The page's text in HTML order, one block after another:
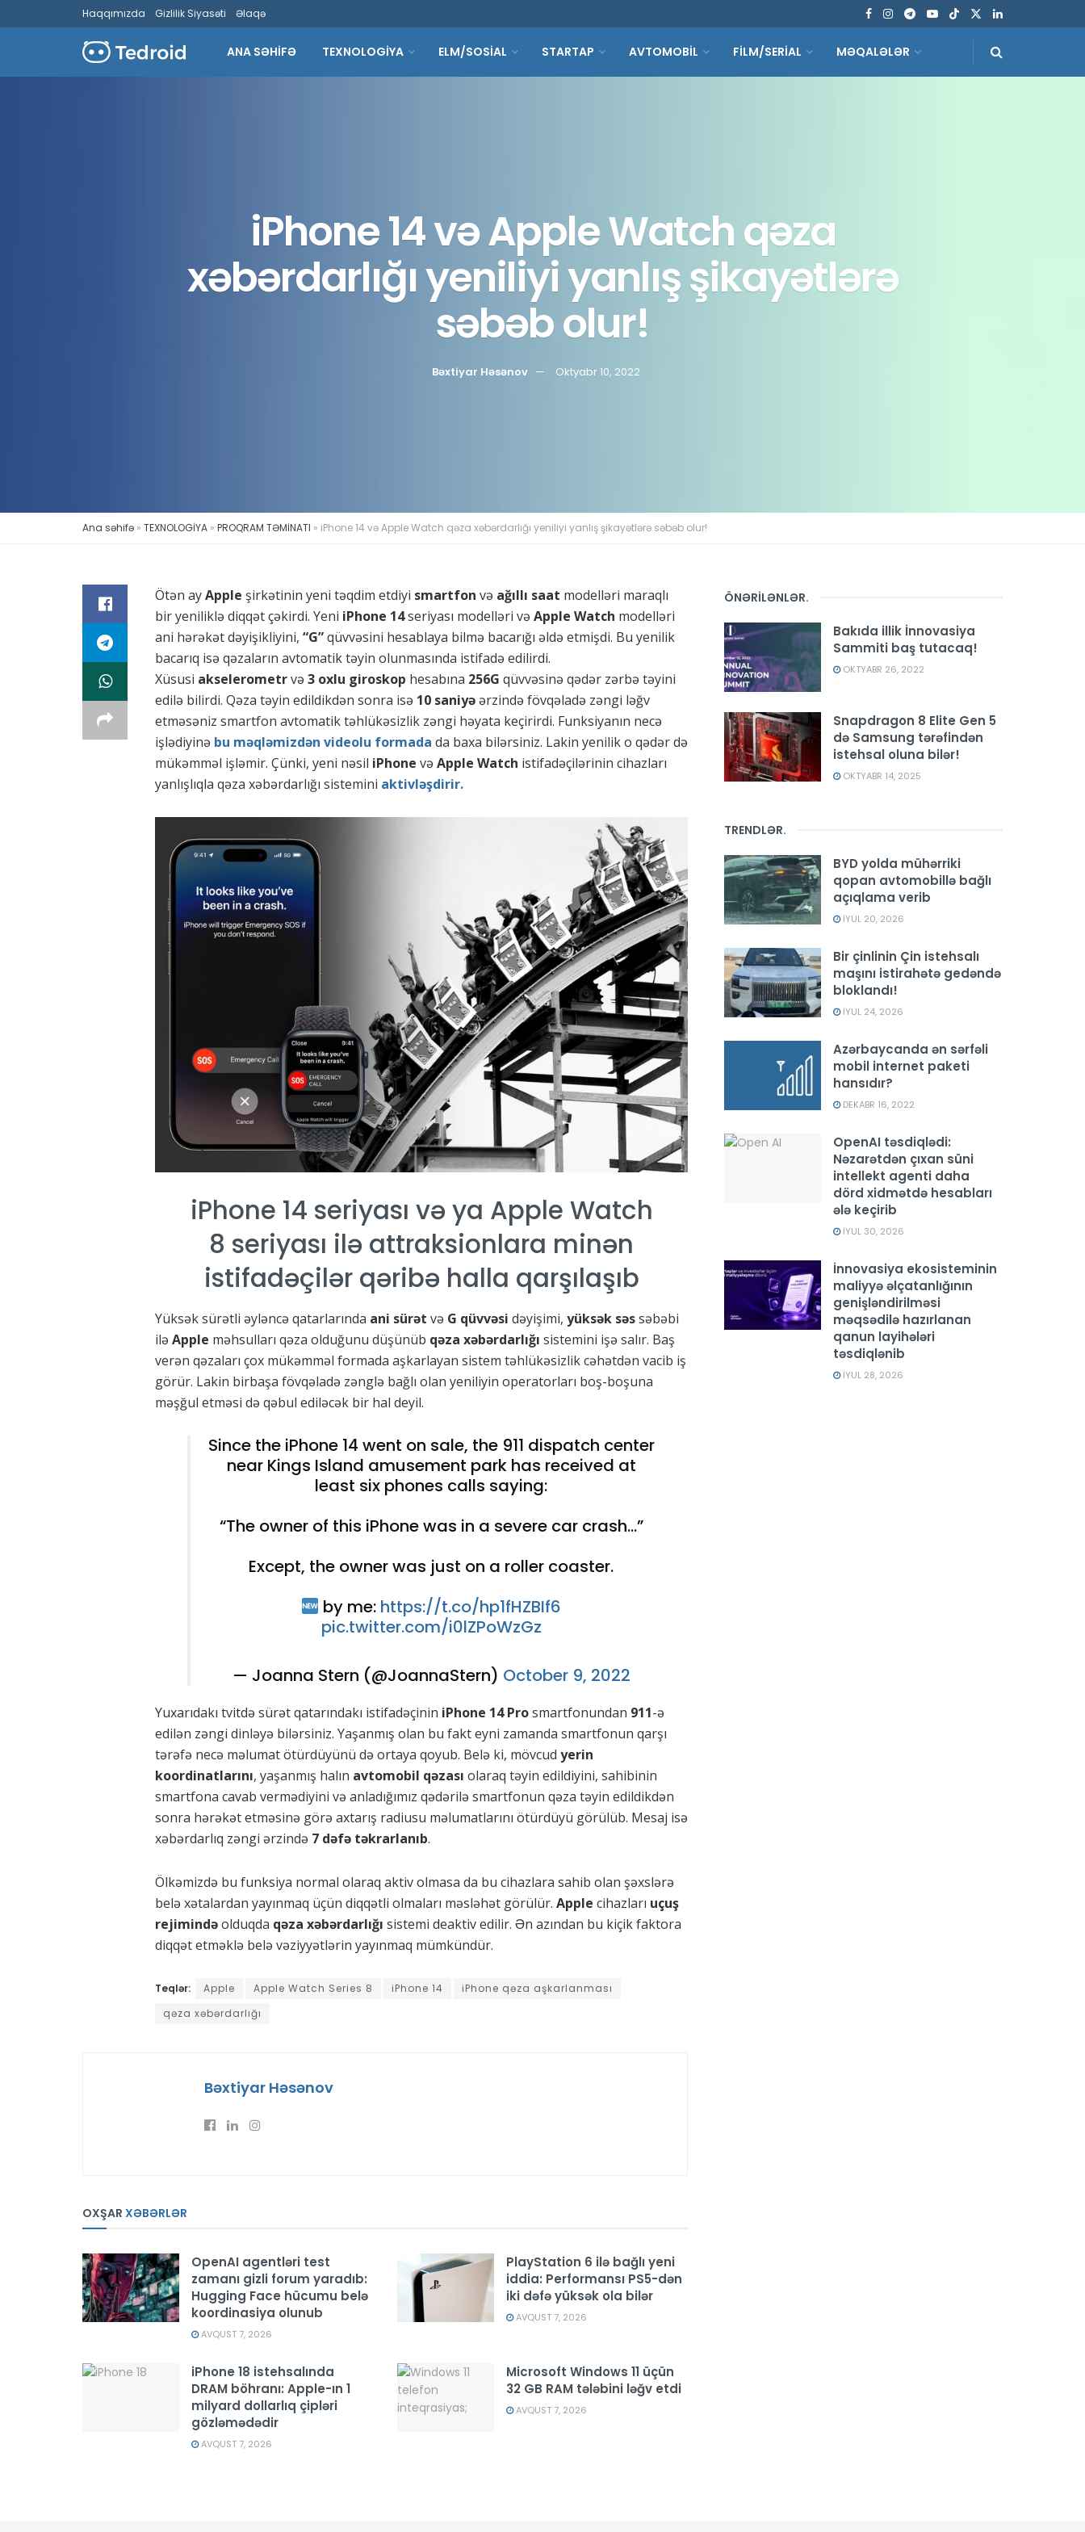
Haqqımızda Gizlilik Siyasəti Əlaqə
ANA SƏHİFƏ TEXNOLOGİYA ELM/SOSİAL STARTAP AVTOMOBİL FİLM/SERİAL MƏQALƏLƏR
iPhone 14 və Apple Watch qəza
xəbərdarlığı yeniliyi yanlış şikayətlərə
səbəb olur!
Bəxtiyar Həsənov Oktyabr 10, 2022
Ana səhifə » TEXNOLOGİYA » PROQRAM TƏMİNATI » iPhone 14 və Apple Watch qəza xəbərdarlığı yeniliyi yanlış şikayətlərə səbəb olur!
Ötən ayApple şirkətinin yeni təqdim etdiyi smartfon və ağıllı saat modelləri maraqlı
bir yeniliklə diqqət çəkirdi. Yeni iPhone 14seriyası modelləri və Apple Watch modelləri
ani hərəkət dəyişikliyini, “G”qüvvəsini hesablaya bilmə bacarığı əldə etmişdi. Bu yenilik
bacarıq isə qəzaların avtomatik təyin olunmasında istifadə edilirdi.
Xüsusi akselerometrvə 3 oxlu giroskop hesabına 256G qüvvəsinə qədər zərbə təyini
edilə bilirdi. Qəza təyin edildikdən sonra isə 10 saniyəərzində fövqəladə zəngi ləğv
etməsəniz smartfon avtomatik təhlükəsizlik zəngi həyata keçirirdi. Funksiyanın necə
işlədiyinə bu məqləmizdən videolu formada da baxa bilərsiniz. Lakin yenilik o qədər də
mükəmməl işləmir. Çünki, yeni nəsil iPhone və Apple Watch istifadəçilərinin cihazları
yanlışlıqla qəza xəbərdarlığı sistemini aktivləşdirir.
iPhone 14 seriyası və ya Apple Watch
8 seriyası ilə attraksionlara minən
istifadəçilər qəribə halla qarşılaşıb
Yüksək sürətli əyləncə qatarlarında ani sürət və G qüvvəsi dəyişimi, yüksək səssəbəbi
ilə Apple məhsulları qəza olduğunu düşünüb qəza xəbərdarlığı sistemini işə salır. Baş
verən qəzaları çox mükəmməl formada aşkarlayan sistem təhlükəsizlik cəhətdən vacib iş
görür. Lakin birbaşa fövqəladə zənglə bağlı olan yeniliyin operatorları boş-boşuna
məşğul etməsi də qəbul ediləcək bir hal deyil.
Since the iPhone 14 went on sale, the 911 dispatch center
near Kings Island amusement park has received at
least six phones calls saying:
“The owner of this iPhone was in a severe car crash…”
Except, the owner was just on a roller coaster.
by me: https://t.co/hp1fHZBIf6
pic.twitter.com/i0lZPoWzGz
— Joanna Stern (@JoannaStern) October 9, 2022
Yuxarıdakı tvitdə sürət qatarındakı istifadəçinin iPhone 14 Prosmartfonundan 911-ə
edilən zəngi dinləyə bilərsiniz. Yaşanmış olan bu fakt eyni zamanda smartfonun qarşı
tərəfə necə məlumat ötürdüyünü də ortaya qoyub. Belə ki, mövcud yerin
koordinatlarını, yaşanmış halın avtomobil qəzası olaraq təyin edildiyini, sahibinin
smartfona cavab vermədiyini və anladığımız qədərilə smartfonun qəza təyin edildikdən
sonra hərəkət etməsinə görə axtarış radiusu məlumatlarını ötürdüyü görülüb. Mesaj isə
xəbərdarlıq zəngi ərzində 7 dəfə təkrarlanıb.
Ölkəmizdə bu funksiya normal olaraq aktiv olmasa da bu cihazlara sahib olan şəxslərə
belə xətalardan yayınmaq üçün diqqətli olmaları məsləhət görülür. Apple cihazları uçuş
rejimindəolduqda qəza xəbərdarlığı sistemi deaktiv edilir. Ən azından bu kiçik faktora
diqqət etməklə belə vəziyyətlərin yayınmaq mümkündür.
Teqlər: Apple Apple Watch Series 8 iPhone 14
iPhone qəza aşkarlanması
qəza xəbərdarlığı
Bəxtiyar Həsənov
OXŞAR XƏBƏRLƏR
OpenAI agentləri test
zamanı gizli forum yaradıb:
Hugging Face hücumu belə
koordinasiya olunub
AVQUST 7, 2026
PlayStation 6 ilə bağlı yeni
iddia: Performansı PS5-dən
iki dəfə yüksək ola bilər
AVQUST 7, 2026
iPhone 18 istehsalında
DRAM böhranı: Apple-ın 1
milyard dollarlıq çipləri
gözləmədədir
AVQUST 7, 2026
Microsoft Windows 11 üçün
32 GB RAM tələbini ləğv etdi
AVQUST 7, 2026
ÖNƏRİLƏNLƏR.
Bakıda illik İnnovasiya
Sammiti baş tutacaq!
OKTYABR 26, 2022
Snapdragon 8 Elite Gen 5
də Samsung tərəfindən
istehsal oluna bilər!
OKTYABR 14, 2025
TRENDLƏR.
BYD yolda mühərriki
qopan avtomobillə bağlı
açıqlama verib
İYUL 20, 2026
Bir çinlinin Çin istehsalı
maşını istirahətə gedəndə
bloklandı!
İYUL 24, 2026
Azərbaycanda ən sərfəli
mobil internet paketi
hansıdır?
DEKABR 16, 2022
OpenAI təsdiqlədi:
Nəzarətdən çıxan süni
intellekt agenti daha
dörd xidmətdə hesabları
ələ keçirib
İYUL 30, 2026
İnnovasiya ekosisteminin
maliyyə əlçatanlığının
genişləndirilməsi
məqsədilə hazırlanan
qanun layihələri
təsdiqlənib
İYUL 28, 2026